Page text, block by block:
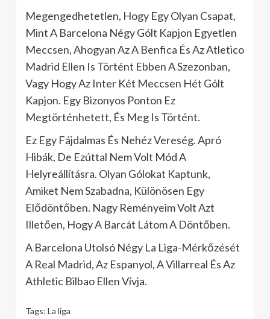
Megengedhetetlen, Hogy Egy Olyan Csapat,
Mint A Barcelona Négy Gólt Kapjon Egyetlen
Meccsen, Ahogyan Az A Benfica És Az Atletico
Madrid Ellen Is Történt Ebben A Szezonban,
Vagy Hogy Az Inter Két Meccsen Hét Gólt
Kapjon. Egy Bizonyos Ponton Ez
Megtörténhetett, És Meg Is Történt.
Ez Egy Fájdalmas És Nehéz Vereség. Apró
Hibák, De Ezúttal Nem Volt Mód A
Helyreállításra. Olyan Gólokat Kaptunk,
Amiket Nem Szabadna, Különösen Egy
Elődöntőben. Nagy Reményeim Volt Azt
Illetően, Hogy A Barcát Látom A Döntőben.
A Barcelona Utolsó Négy La Liga-Mérkőzését
A Real Madrid, Az Espanyol, A Villarreal És Az
Athletic Bilbao Ellen Vívja.
Tags: La liga